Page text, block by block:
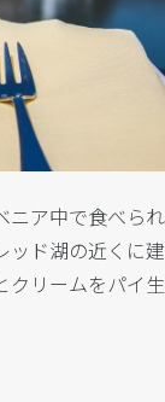
ニア中で食べられ
ッド湖の近くに建
クリームをパイ生